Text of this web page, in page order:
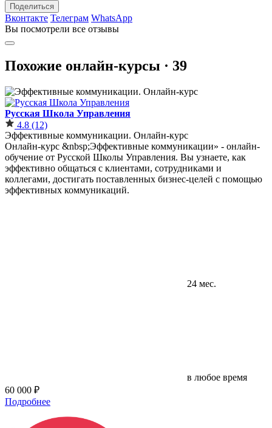
Поделиться
Вконтакте Телеграм WhatsApp
Вы посмотрели все отзывы
Похожие онлайн-курсы · 39
Русская Школа Управления
4.8 (12)
Эффективные коммуникации. Онлайн-курс
Онлайн-курс &nbsp;Эффективные коммуникации» - онлайн-
обучение от Русской Школы Управления. Вы узнаете, как
эффективно общаться с клиентами, сотрудниками и
коллегами, достигать поставленных бизнес-целей с помощью
эффективных коммуникаций.
24 мес.
в любое время
60 000 ₽
Подробнее